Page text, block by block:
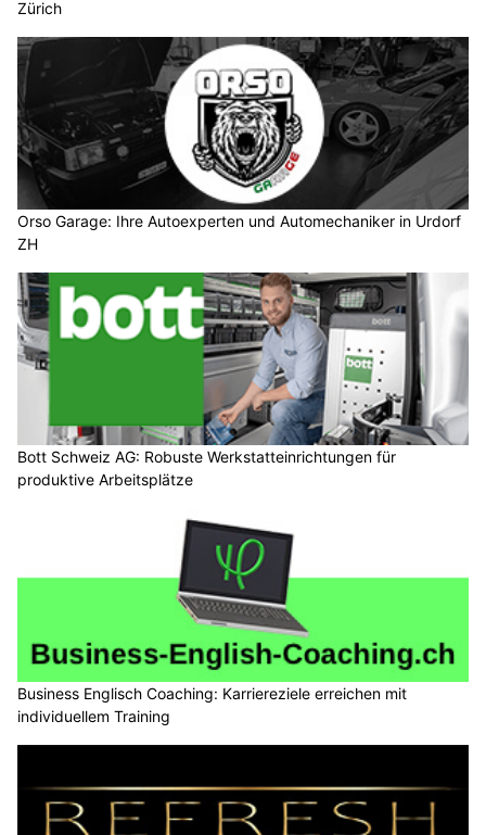
Zürich
Orso Garage: Ihre Autoexperten und Automechaniker in Urdorf
ZH
Bott Schweiz AG: Robuste Werkstatteinrichtungen für
produktive Arbeitsplätze
Business Englisch Coaching: Karriereziele erreichen mit
individuellem Training